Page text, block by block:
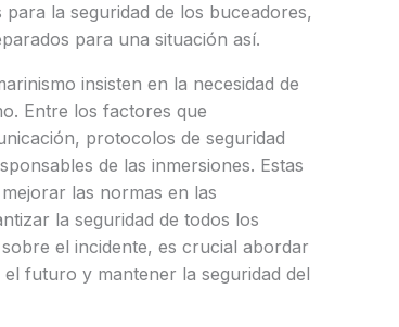
la seguridad de los buceadores,
para una situación así.
insisten en la necesidad de
Entre los factores que
protocolos de seguridad
de las inmersiones. Estas
las normas en las
la seguridad de todos los
el incidente, es crucial abordar
futuro y mantener la seguridad del